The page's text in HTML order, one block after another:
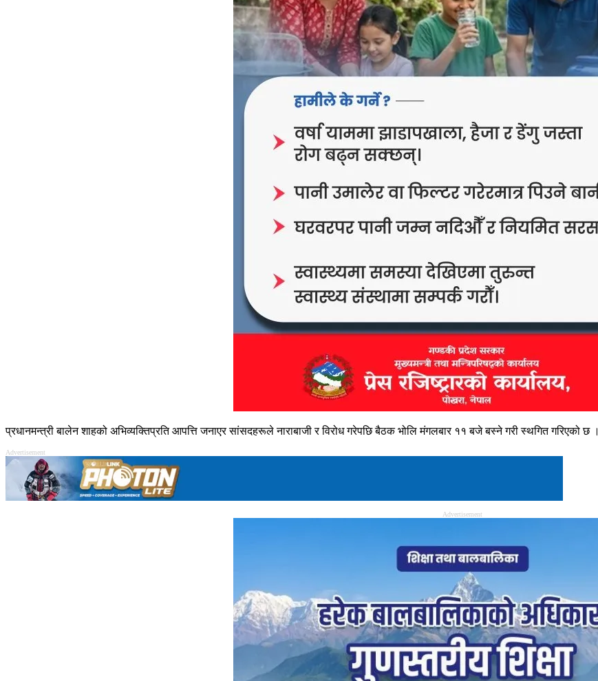
प्रधानमन्त्री बालेन शाहको अभिव्यक्तिप्रति आपत्ति जनाएर सांसदहरूले नाराबाजी र विरोध गरेपछि बैठक भोलि मंगलबार ११ बजे बस्ने गरी स्थगित गरिएको छ ।
Advertisement
Advertisement